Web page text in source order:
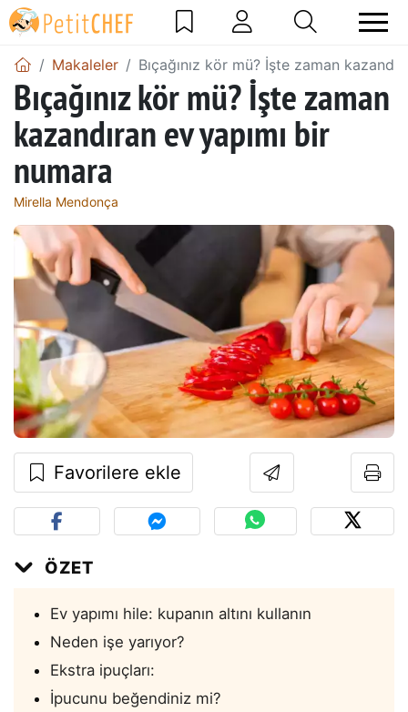
Makaleler Bıçağınız kör mü? İşte zaman
Bıçağınız kör mü? İşte zaman
kazandıran ev yapımı bir
numara
Mirella Mendonça
Favorilere ekle
ÖZET
Ev yapımı hile: kupanın altını kullanın
Neden işe yarıyor?
Ekstra ipuçları:
İpucunu beğendiniz mi?